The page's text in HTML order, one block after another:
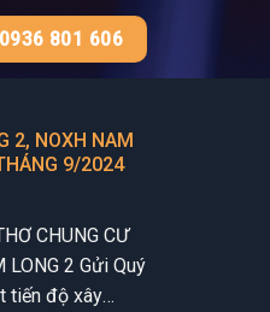
0936 801 606
2, NOXH NAM
9/2024
CHUNG CƯ
LONG 2 Gửi Quý
tiến độ xây